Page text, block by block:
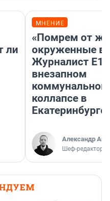
ли
МНЕНИЕ
«Помрем от
окруженные
Журналист
внезапном
коммунальном
коллапсе в
Екатеринбурге
Александр
Шеф-редактор